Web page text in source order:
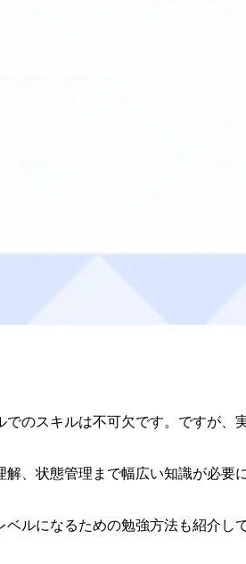
のスキルは不可欠です。ですが
、状態管理まで幅広い知識が必
ルになるための勉強方法も紹介し